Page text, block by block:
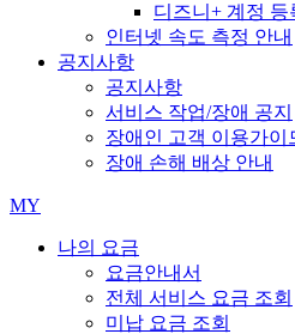
디즈니+ 계정 등
인터넷 속도 측정 안내
공지사항
공지사항
서비스 작업/장애 공지
장애인 고객 이용가이
장애 손해 배상 안내
MY
나의 요금
요금안내서
전체 서비스 요금 조회
미납 요금 조회